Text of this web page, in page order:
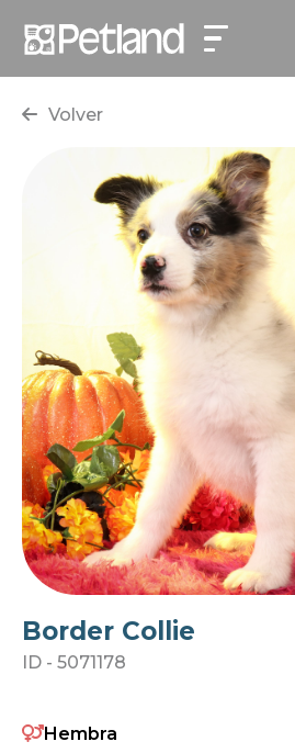
Volver
Border Collie
ID - 5071178
Hembra